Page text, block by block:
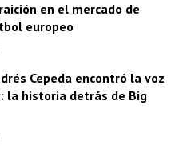
en el mercado de
europeo
Cepeda encontró la voz
la historia detrás de Big